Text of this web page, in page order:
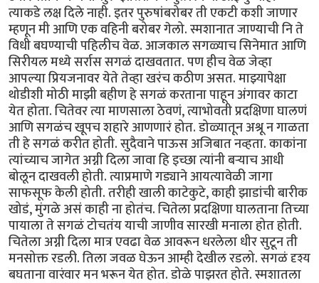
त्याकडे लक्ष दिले नाही. इतर पुरुषांबरोबर ती एकटी कशी जाणार
म्हणून मी आणि एक वहिनी बरोबर गेलो. स्मशानात जाण्याची नि ते
विधी बघण्याची पहिलीच वेळ. आजकाल सगळ्याच सिनेमात आणि
सिरीयल मध्ये सर्रास सगळं दाखवतात. पण हीच वेळ जेव्हा
आपल्या प्रियजनावर येते तेव्हा खरंच कठीण असत. माझ्यापेक्षा
थोडीशी मोठी माझी बहीण हे सगळं करताना पाहून अंगावर काटा
येत होता. चितेवर त्या माणसाला ठेवणं, त्याभोवती प्रदक्षिणा घालणं
आणि सगळंच खूपच शहारे आणणारं होत. डोळ्यातून अश्रू न गाळता
ती हे सगळं करीत होती. सुदैवाने पाऊस अजिबात नव्हता. काकांना
त्यांच्याच जागेत अग्नी दिला जावा हि इच्छा त्यांनी बऱ्याच आधी
बोलून दाखवली होती. त्याप्रमाणे गड्याने आयत्यावेळी जागा
साफसूफ केली होती. तरीही खाली काटेकुटे, काही झाडांची बारीक
खोडं, मुंगळे असं काही ना होतंच. चितेला प्रदक्षिणा घालताना तिच्या
पायाला ते सगळं टोचतंय याची जाणीव सारखी मनाला होत होती.
चितेला अग्नी दिला मात्र एवढा वेळ आवरून धरलेला धीर सुटून ती
मनसोक्त रडली. तिला जवळ घेऊन आम्ही देखील रडलो. सगळं दृश्य
बघताना वारंवार मन भरून येत होत. डोळे पाझरत होते. स्मशातला